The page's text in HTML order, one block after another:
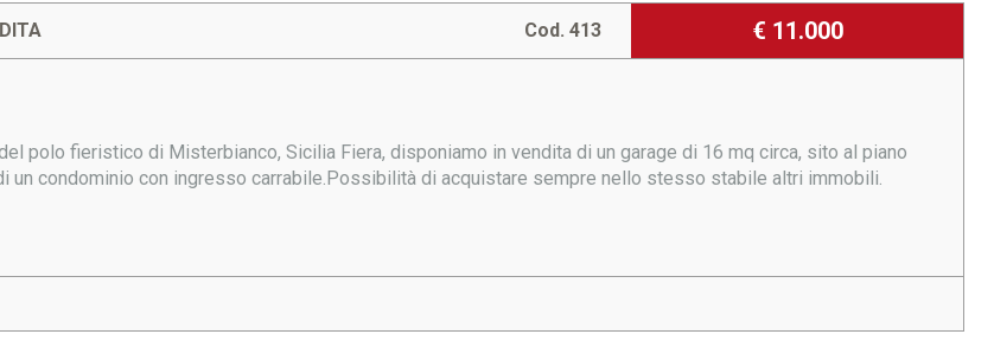
€ 11.000
Cod. 413
polo fieristico di Misterbianco, Sicilia Fiera, disponiamo in vendita di un garage di 16 mq circa, sito al piano
un condominio con ingresso carrabile.Possibilità di acquistare sempre nello stesso stabile altri immobili.